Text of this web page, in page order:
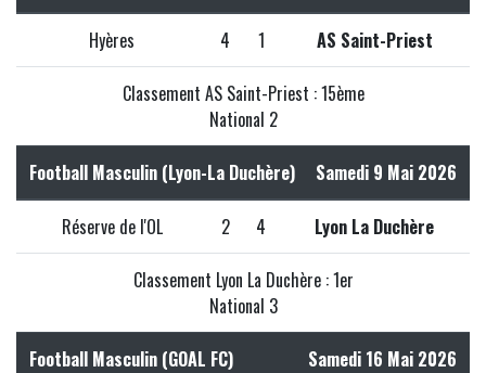
Hyères 4 1 AS Saint-Priest
Classement AS Saint-Priest : 15ème
National 2
Football Masculin (Lyon-La Duchère) Samedi 9 Mai 2026
Réserve de l'OL 2 4 Lyon La Duchère
Classement Lyon La Duchère : 1er
National 3
Football Masculin (GOAL FC) Samedi 16 Mai 2026